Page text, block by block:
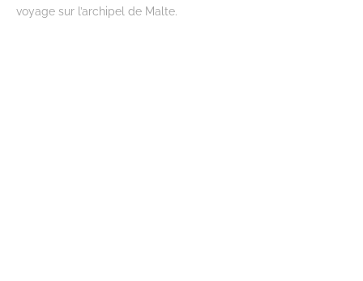
voyage sur l’archipel de Malte.